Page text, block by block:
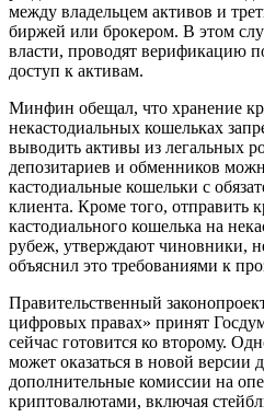
между владельцем активов и
биржей или брокером. В этом
власти, проводят верификацию
доступ к активам.
Минфин обещал, что хранение
некастодиальных кошельках
выводить активы из легальных
депозитариев и обменников
кастодиальные кошельки с
клиента. Кроме того, отправить
кастодиального кошелька на
рубеж, утверждают чиновники,
объяснил это требованиями к
Правительственный
цифровых правах» принят
сейчас готовится ко второму.
может оказаться в новой версии
дополнительные комиссии на
криптовалютами, включая